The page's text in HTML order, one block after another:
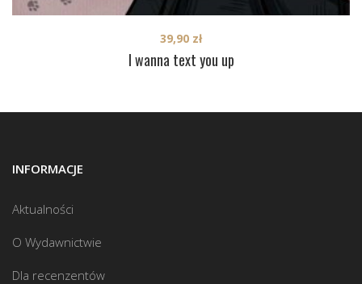
I wanna text you up
39,90 zł
INFORMACJE
Aktualności
O Wydawnictwie
Dla recenzentów